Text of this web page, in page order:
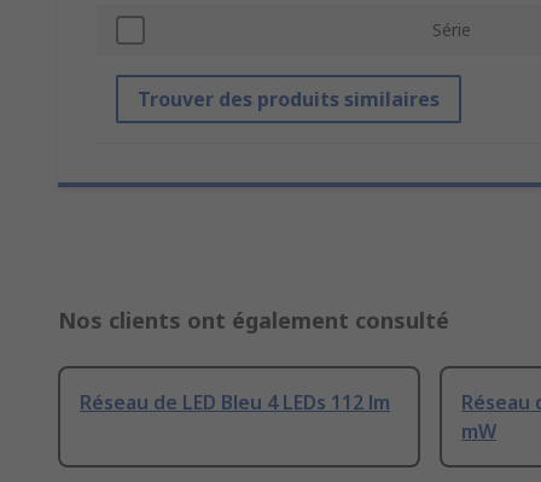
Série
Trouver des produits similaires
Nos clients ont également consulté
Réseau de LED Bleu 4 LEDs 112 lm
Réseau
mW